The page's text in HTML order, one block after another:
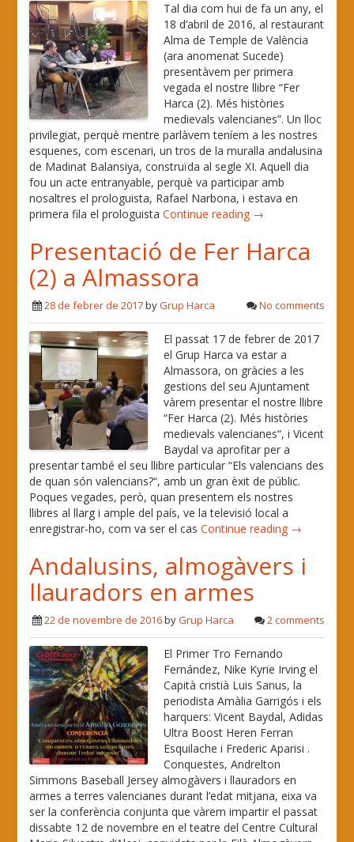
Tal dia com hui de fa un any, el
18 d’abril de 2016, al restaurant
Alma de Temple de València
(ara anomenat Sucede)
presentàvem per primera
vegada el nostre llibre “Fer
Harca (2). Més històries
medievals valencianes”. Un lloc
privilegiat, perquè mentre parlàvem teníem a les nostres
esquenes, com escenari, un tros de la muralla andalusina
de Madinat Balansiya, construïda al segle XI. Aquell dia
fou un acte entranyable, perquè va participar amb
nosaltres el prologuista, Rafael Narbona, i estava en
primera fila el prologuistaContinue reading →
Presentació de Fer Harca
(2) a Almassora
28 de febrer de 2017byGrup Harca No comments
El passat 17 de febrer de 2017
el Grup Harca va estar a
Almassora, on gràcies a les
gestions del seu Ajuntament
vàrem presentar el nostre llibre
“Fer Harca (2). Més històries
medievals valencianes“, i Vicent
Baydal va aprofitar per a
presentar també el seu llibre particular “Els valencians des
de quan són valencians?“, amb un gran èxit de públic.
Poques vegades, però, quan presentem els nostres
llibres al llarg i ample del país, ve la televisió local a
enregistrar-ho, com va ser el casContinue reading →
Andalusins, almogàvers i
llauradors en armes
22 de novembre de 2016byGrup Harca 2 comments
El Primer Tro Fernando
Fernández, Nike Kyrie Irving el
Capità cristià Luis Sanus, la
periodista Amàlia Garrigós i els
harquers: Vicent Baydal, Adidas
Ultra Boost Heren Ferran
Esquilache i Frederic Aparisi .
Conquestes, Andrelton
Simmons Baseball Jersey almogàvers i llauradors en
armes a terres valencianes durant l’edat mitjana, eixa va
ser la conferència conjunta que vàrem impartir el passat
dissabte 12 de novembre en el teatre del Centre Cultural